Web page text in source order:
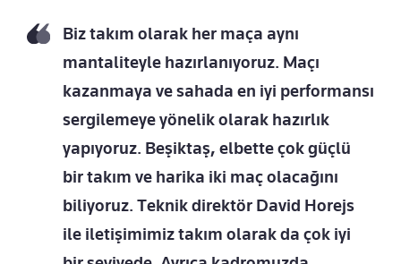
Biz takım olarak her maça aynı
mantaliteyle hazırlanıyoruz. Maçı
kazanmaya ve sahada en iyi performansı
sergilemeye yönelik olarak hazırlık
yapıyoruz. Beşiktaş, elbette çok güçlü
bir takım ve harika iki maç olacağını
biliyoruz. Teknik direktör David Horejs
ile iletişimimiz takım olarak da çok iyi